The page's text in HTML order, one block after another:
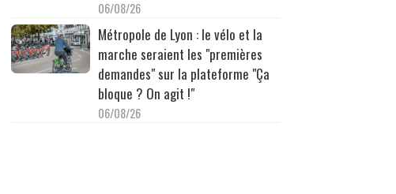
06/08/26
Métropole de Lyon : le vélo et la
marche seraient les "premières
demandes" sur la plateforme "Ça
bloque ? On agit !"
06/08/26